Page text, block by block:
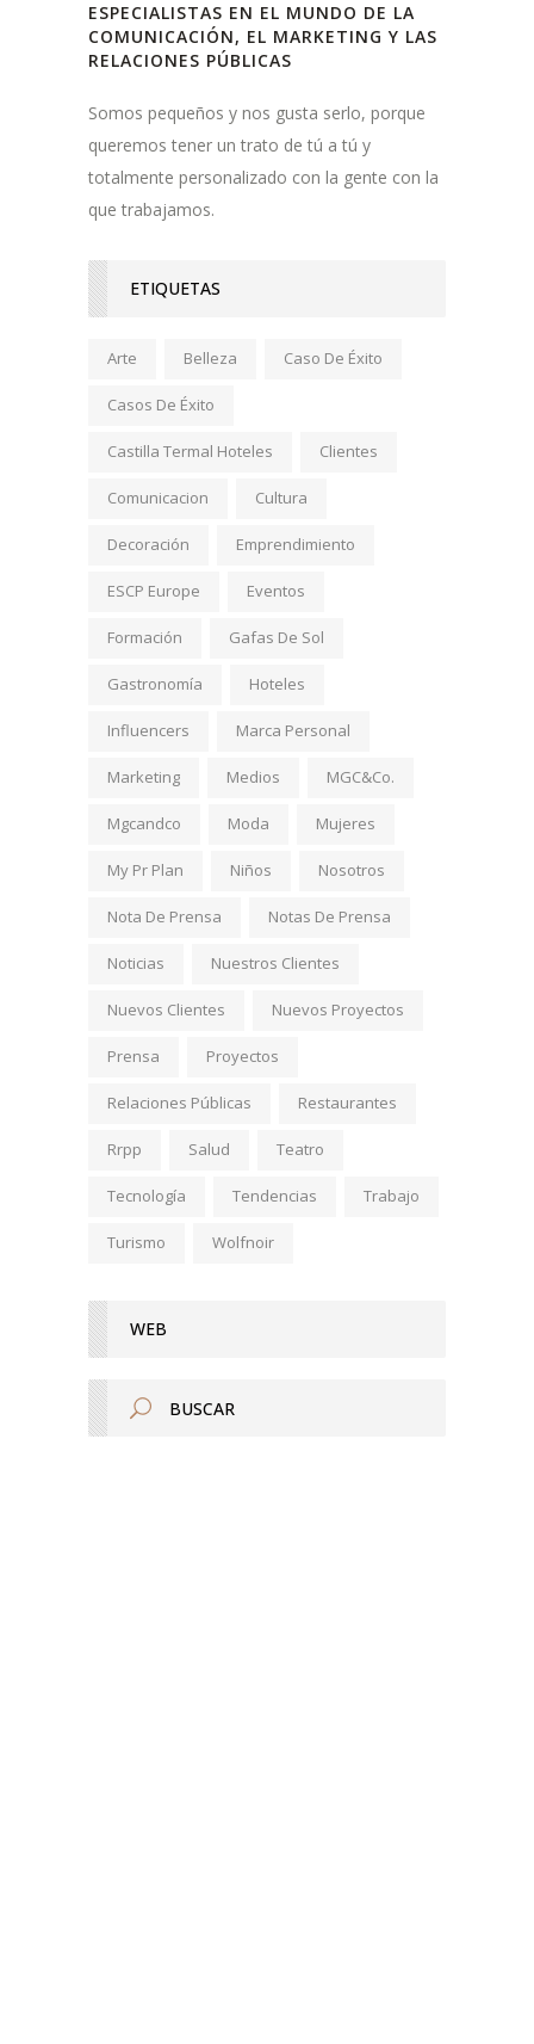
ESPECIALISTAS EN EL MUNDO DE LA
COMUNICACIÓN, EL MARKETING Y LAS
RELACIONES PÚBLICAS
Somos pequeños y nos gusta serlo, porque
queremos tener un trato de tú a tú y
totalmente personalizado con la gente con la
que trabajamos.
ETIQUETAS
Arte Belleza Caso De Éxito
Casos De Éxito
Castilla Termal Hoteles Clientes
Comunicacion Cultura
Decoración Emprendimiento
ESCP Europe Eventos
Formación Gafas De Sol
Gastronomía Hoteles
Influencers Marca Personal
Marketing Medios MGC&Co.
Mgcandco Moda Mujeres
My Pr Plan Niños Nosotros
Nota De Prensa Notas De Prensa
Noticias Nuestros Clientes
Nuevos Clientes Nuevos Proyectos
Prensa Proyectos
Relaciones Públicas Restaurantes
Rrpp Salud Teatro
Tecnología Tendencias Trabajo
Turismo Wolfnoir
WEB